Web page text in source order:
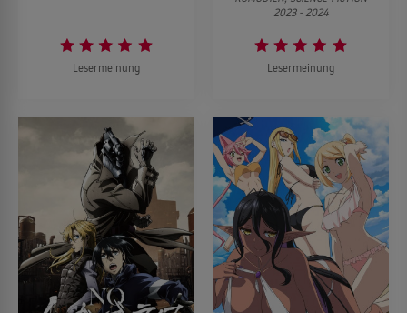
Lesermeinung
2023 - 2024
Lesermeinung